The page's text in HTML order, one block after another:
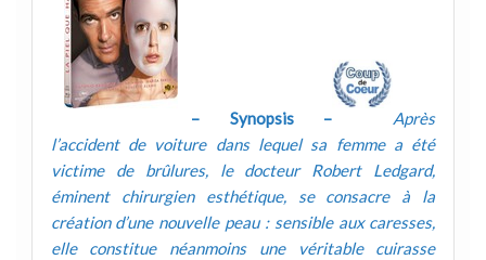
– Synopsis –
Après
l’accident de voiture dans lequel sa femme a été
victime de brûlures, le docteur Robert Ledgard,
éminent chirurgien esthétique, se consacre à la
création d’une nouvelle peau : sensible aux caresses,
elle constitue néanmoins une véritable cuirasse